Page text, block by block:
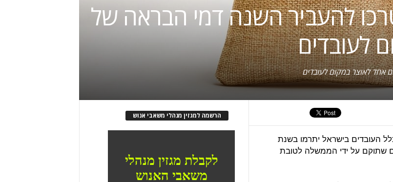
להעביר השנה דמי הבראה של
לעובדים
העובדים בישראל יתרמו בשנת
שתוקם על ידי הממשלה לטובת
הרשמה למגזין מנהלי משאבי אנוש